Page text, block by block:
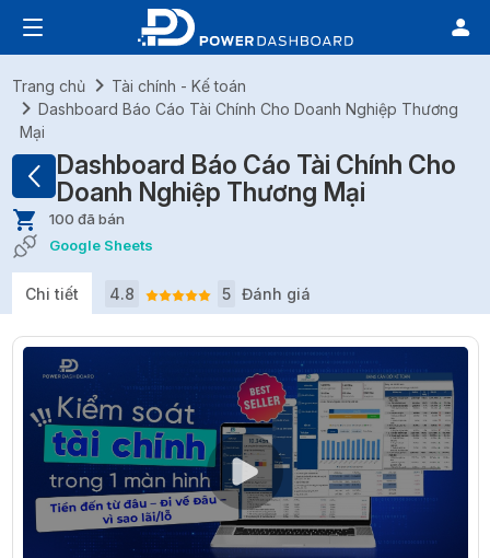
Trang chủ
Tài chính - Kế toán
Dashboard Báo Cáo Tài Chính Cho Doanh Nghiệp Thương
Mại
Dashboard Báo Cáo Tài Chính Cho
Doanh Nghiệp Thương Mại
100 đã bán
Google Sheets
Chi tiết 4.8 5 Đánh giá